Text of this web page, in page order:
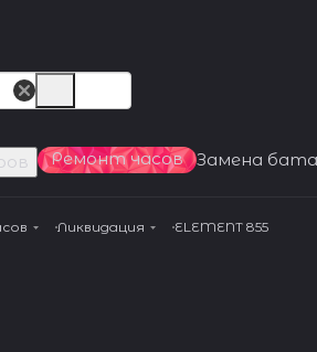
Ремонт часов Замена
Ликвидация ELEMENT 855